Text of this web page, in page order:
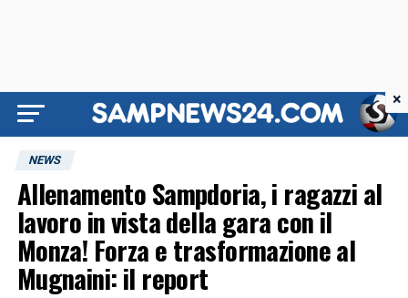
NEWS
Allenamento Sampdoria, i ragazzi al
lavoro in vista della gara con il
Monza! Forza e trasformazione al
Mugnaini: il report
×